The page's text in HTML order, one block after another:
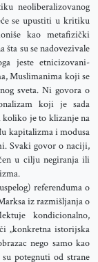
neoliberalizovanog
se upustiti u kritiku
kao metafizički
šta su se nadovezivale
jeste etnicizovani-
Muslimanima koji se
sveta. Ni govora o
koji je sada
koliko je to klizanje na
kapitalizma i modusa
Svaki govor o naciji,
u cilju negiranja ili
referenduma o
iz razmišljanja o
kondicionalno,
„konkretna istorijska
nego samo kao
potegnuti od strane